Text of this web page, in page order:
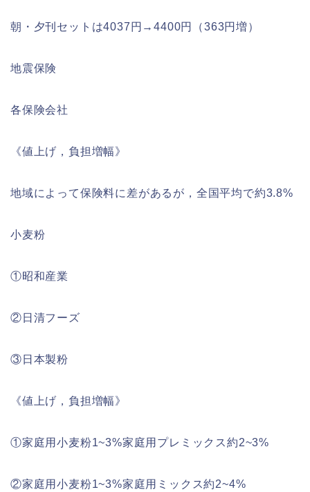
朝・夕刊セットは4037円→4400円（363円増）
地震保険
各保険会社
《値上げ，負担増幅》
地域によって保険料に差があるが，全国平均で約3.8%
小麦粉
①昭和産業
②日清フーズ
③日本製粉
《値上げ，負担増幅》
①家庭用小麦粉1~3%家庭用プレミックス約2~3%
②家庭用小麦粉1~3%家庭用ミックス約2~4%